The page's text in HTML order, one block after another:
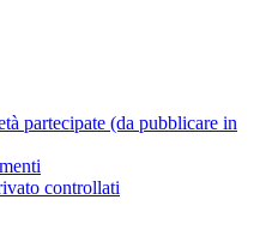
partecipate (da pubblicare in
controllati